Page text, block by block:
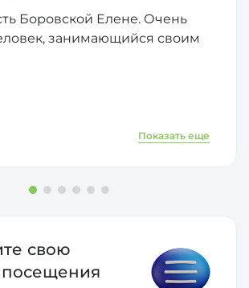
Боровской Елене. Очень
занимающийся своим
Показать еще
свою
посещения